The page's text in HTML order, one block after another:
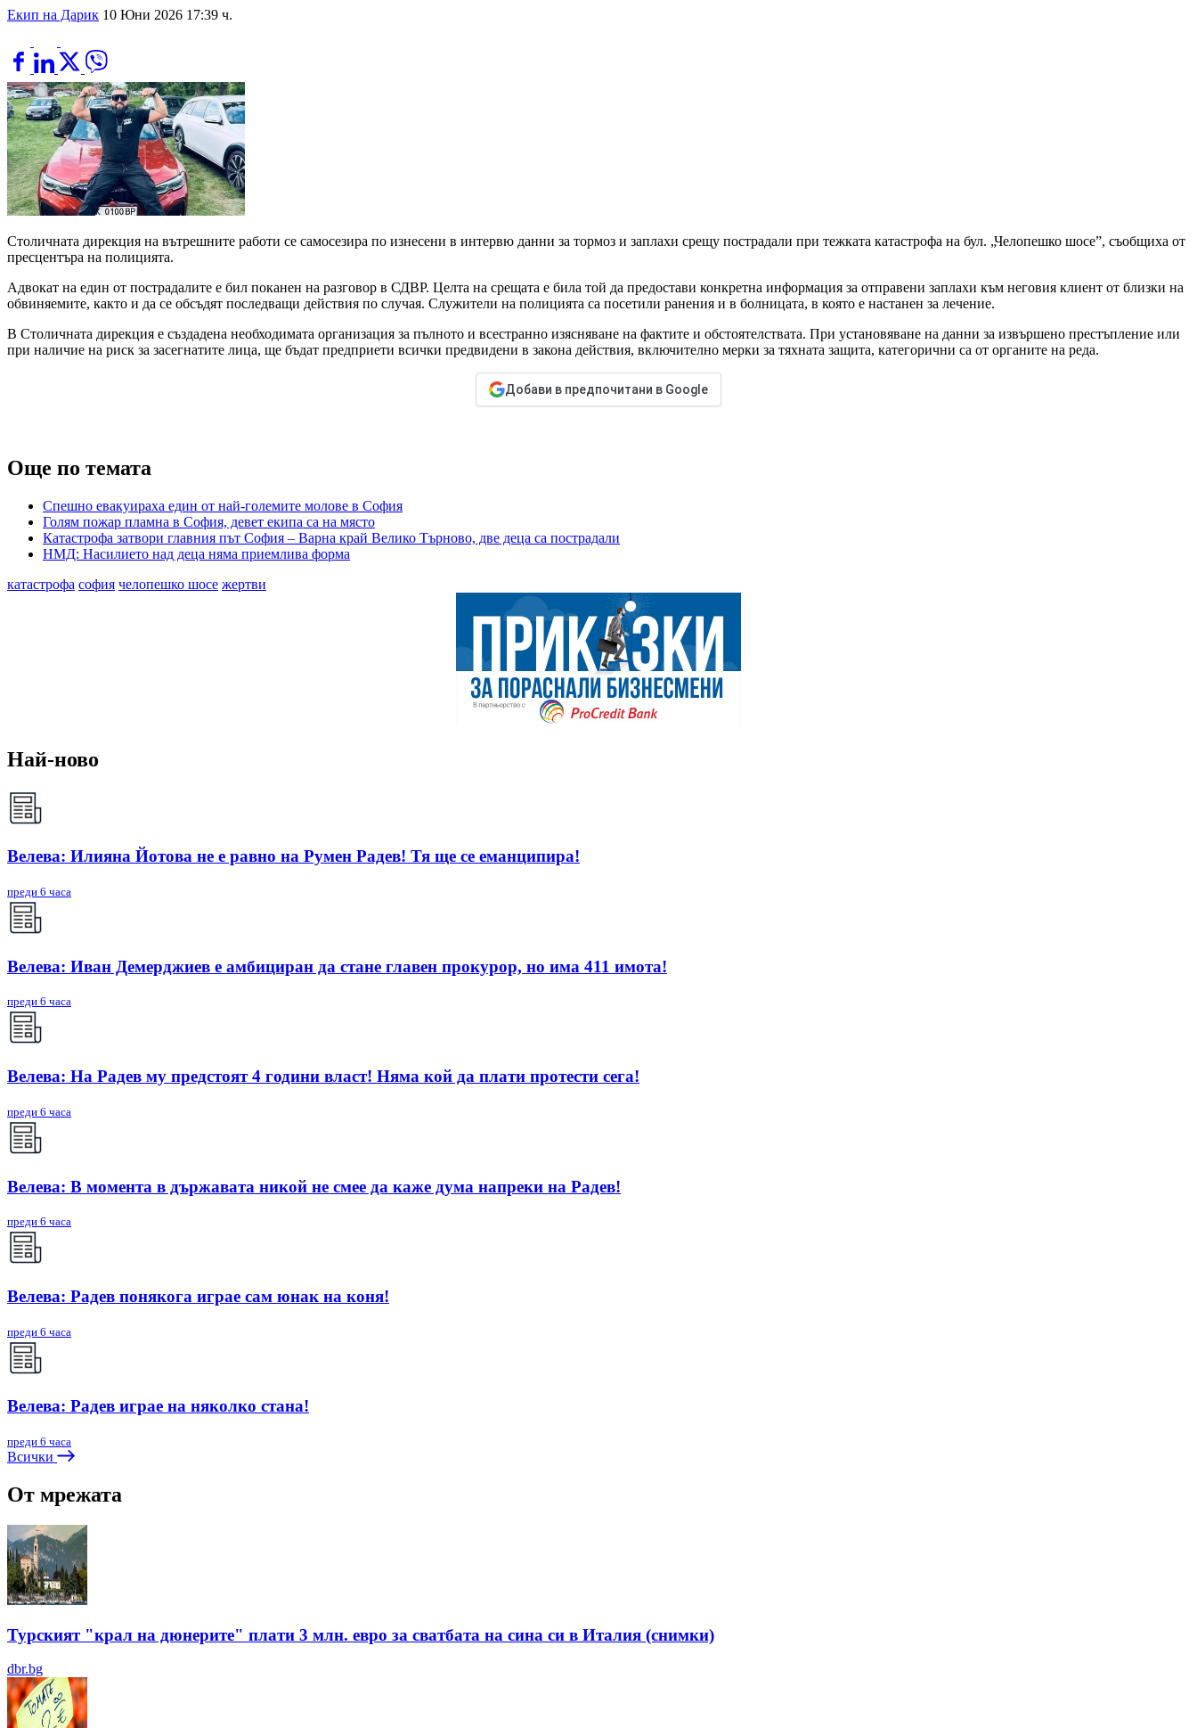
Екип на Дарик 10 Юни 2026 17:39 ч.
Столичната дирекция на вътрешните работи се самосезира по изнесени в интервю данни за тормоз и заплахи срещу пострадали при тежката катастрофа на бул. „Челопешко шосе”, съобщиха от
пресцентъра на полицията.
Адвокат на един от пострадалите е бил поканен на разговор в СДВР. Целта на срещата е била той да предостави конкретна информация за отправени заплахи към неговия клиент от близки на
обвиняемите, както и да се обсъдят последващи действия по случая. Служители на полицията са посетили ранения и в болницата, в която е настанен за лечение.
В Столичната дирекция е създадена необходимата организация за пълното и всестранно изясняване на фактите и обстоятелствата. При установяване на данни за извършено престъпление или
при наличие на риск за засегнатите лица, ще бъдат предприети всички предвидени в закона действия, включително мерки за тяхната защита, категорични са от органите на реда.
Добави в предпочитани в Google
Още по темата
Спешно евакуираха един от най-големите молове в София
Голям пожар пламна в София, девет екипа са на място
Катастрофа затвори главния път София – Варна край Велико Търново, две деца са пострадали
НМД: Насилието над деца няма приемлива форма
катастрофа софия челопешко шосе жертви
Най-ново
Велева: Илияна Йотова не е равно на Румен Радев! Тя ще се еманципира!
преди 6 часа
Велева: Иван Демерджиев е амбициран да стане главен прокурор, но има 411 имота!
преди 6 часа
Велева: На Радев му предстоят 4 години власт! Няма кой да плати протести сега!
преди 6 часа
Велева: В момента в държавата никой не смее да каже дума напреки на Радев!
преди 6 часа
Велева: Радев понякога играе сам юнак на коня!
преди 6 часа
Велева: Радев играе на няколко стана!
преди 6 часа
Всички
От мрежата
Турският "крал на дюнерите" плати 3 млн. евро за сватбата на сина си в Италия (снимки)
dbr.bg